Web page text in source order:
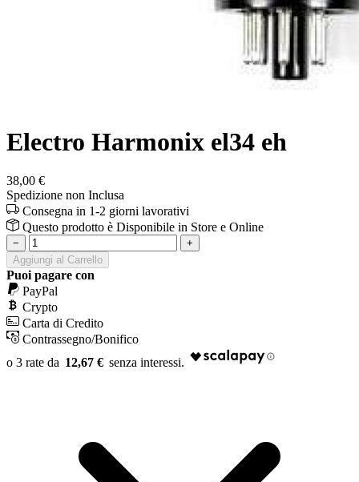
Electro Harmonix el34 eh
38,00 €
Spedizione non Inclusa
Consegna in 1-2 giorni lavorativi
Questo prodotto è Disponibile in Store e Online
−
+
Aggiungi al Carrello
Puoi pagare con
PayPal
Crypto
Carta di Credito
Contrassegno/Bonifico
12,67 €